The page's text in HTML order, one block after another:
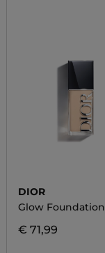
DIOR
Glow Foundation
€ 71,99